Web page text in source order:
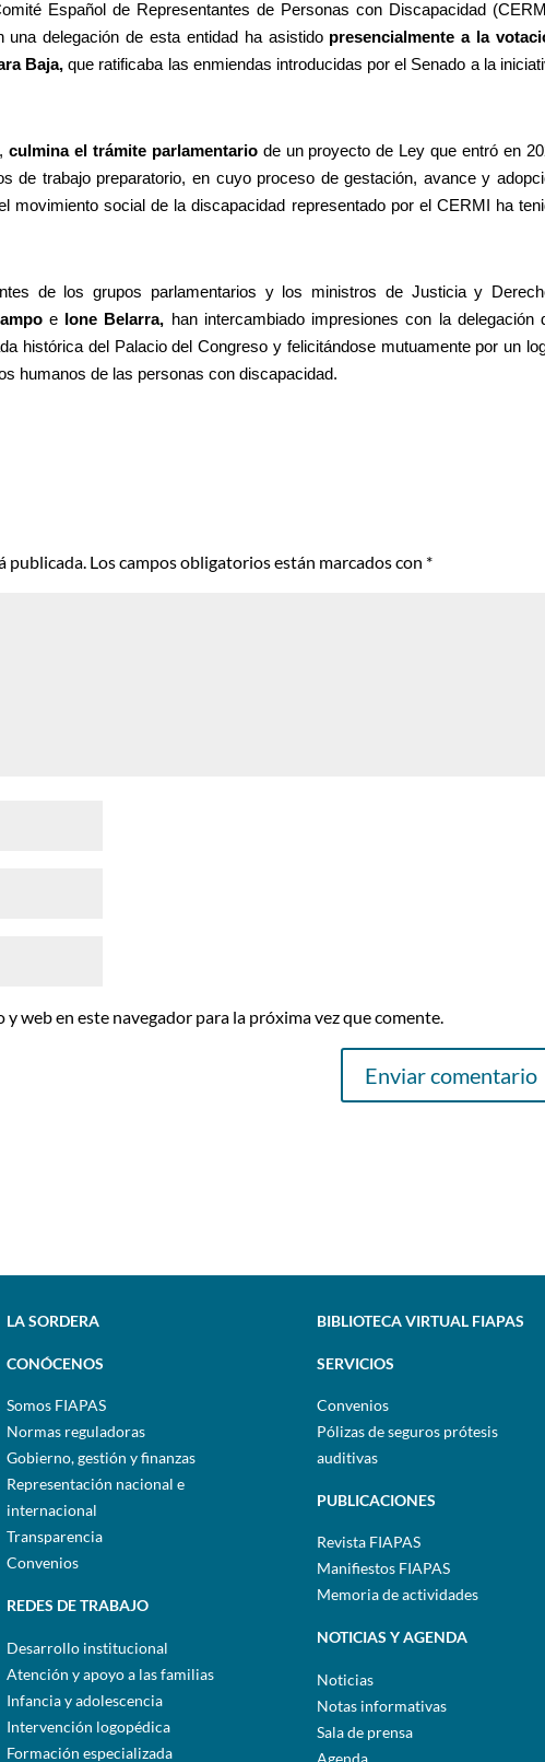
Español de Representantes de Personas con Discapacidad
delegación de esta entidad ha asistido presencialmente a la
Baja, que ratificaba las enmiendas introducidas por el Senado a la
culmina el trámite parlamentariode un proyecto de Ley que entró en
de trabajo preparatorio, en cuyo proceso de gestación, avance y
movimiento social de la discapacidad representado por el CERMI ha
de los grupos parlamentarios y los ministros de Justicia y
e Ione Belarra, han intercambiado impresiones con la delegación
histórica del Palacio del Congreso y felicitándose mutuamente por un
humanos de las personas con discapacidad.
publicada. Los campos obligatorios están marcados con *
web en este navegador para la próxima vez que comente.
LA SORDERA
CONÓCENOS
Somos FIAPAS
Normas reguladoras
Gobierno, gestión y finanzas
Representación nacional e
internacional
Transparencia
Convenios
REDES DE TRABAJO
Desarrollo institucional
Atención y apoyo a las familias
Infancia y adolescencia
Intervención logopédica
Formación especializada
BIBLIOTECA VIRTUAL FIAPAS
SERVICIOS
Convenios
Pólizas de seguros prótesis
auditivas
PUBLICACIONES
Revista FIAPAS
Manifiestos FIAPAS
Memoria de actividades
NOTICIAS Y AGENDA
Noticias
Notas informativas
Sala de prensa
Agenda